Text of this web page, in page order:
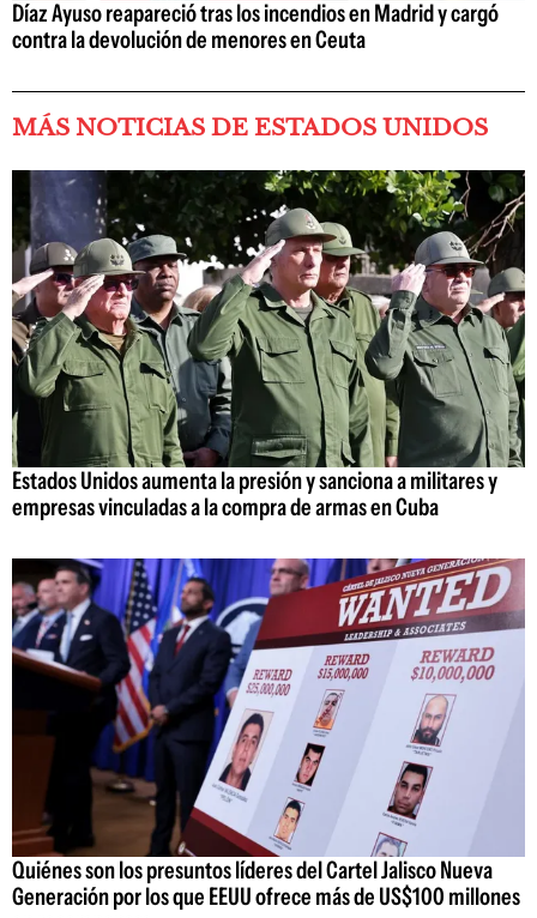
Díaz Ayuso reapareció tras los incendios en Madrid y cargó
contra la devolución de menores en Ceuta
MÁS NOTICIAS DE ESTADOS UNIDOS
Estados Unidos aumenta la presión y sanciona a militares y
empresas vinculadas a la compra de armas en Cuba
Quiénes son los presuntos líderes del Cartel Jalisco Nueva
Generación por los que EEUU ofrece más de US$100 millones